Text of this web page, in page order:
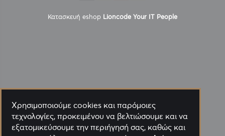
Κατασκευή eshop Lioncode Your IT People
Χρησιμοποιούμε cookies και παρόμοιες
τεχνολογίες, προκειμένου να βελτιώσουμε και να
εξατομικεύσουμε την περιήγησή σας, καθώς και